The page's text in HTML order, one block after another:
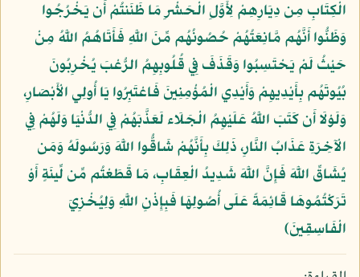
الْكِتَابِ مِن دِيَارِهِمْ لِأَوَّلِ الْحَشْرِ مَا ظَنَنتُمْ أَن يَخْرُجُوا
وَظَنُّوا أَنَّهُم مَّانِعَتُهُمْ حُصُونُهُم مِّنَ اللَّهِ فَأَتَاهُمُ اللَّهُ مِنْ
حَيْثُ لَمْ يَحْتَسِبُوا وَقَذَفَ فِي قُلُوبِهِمُ الرُّعْبَ يُخْرِبُونَ
بُيُوتَهُم بِأَيْدِيهِمْ وَأَيْدِي الْمُؤْمِنِينَ فَاعْتَبِرُوا يَا أُولِي الْأَبْصَارِ،
وَلَوْلَا أَن كَتَبَ اللَّهُ عَلَيْهِمُ الْجَلَاء لَعَذَّبَهُمْ فِي الدُّنْيَا وَلَهُمْ فِي
الْآخِرَةِ عَذَابُ النَّارِ، ذَلِكَ بِأَنَّهُمْ شَاقُّوا اللَّهَ وَرَسُولَهُ وَمَن
يُشَاقِّ اللَّهَ فَإِنَّ اللَّهَ شَدِيدُ الْعِقَابِ، مَا قَطَعْتُم مِّن لِّينَةٍ أَوْ
تَرَكْتُمُوهَا قَائِمَةً عَلَى أُصُولِهَا فَبِإِذْنِ اللَّهِ وَلِيُخْزِيَ
الْفَاسِقِينَ﴾